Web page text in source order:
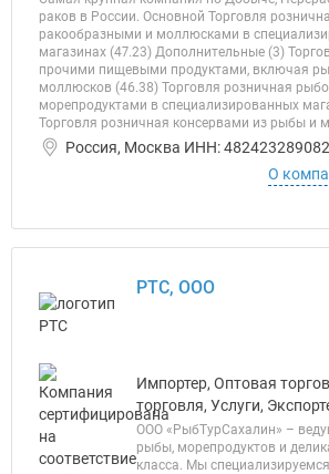
раков в России. Основной Торговля
ракообразными и моллюсками в
магазинах (47.23) Дополнительные (3)
прочими пищевыми продуктами, включая
моллюсков (46.38) Торговля розничная
морепродуктами в специализированных
Торговля розничная консервами из рыбы и
Россия, Москва ИНН: 482423289082
О
РТС, ООО
Импортер, Оптовая
торговля, Услуги,
ООО «РыбТурСахалин» –
рыбы, морепродуктов и
класса. Мы